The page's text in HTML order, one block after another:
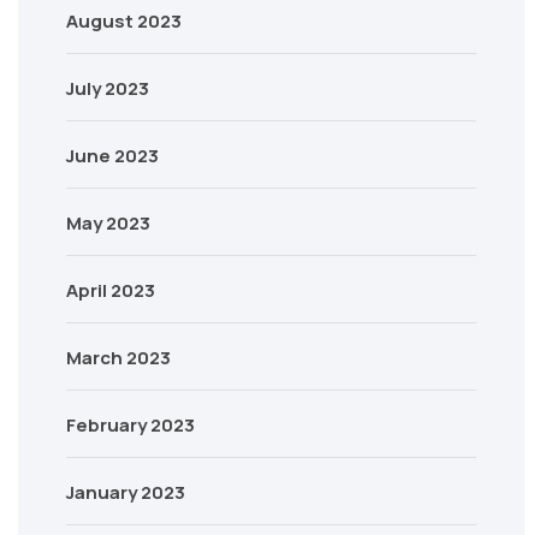
August 2023
July 2023
June 2023
May 2023
April 2023
March 2023
February 2023
January 2023